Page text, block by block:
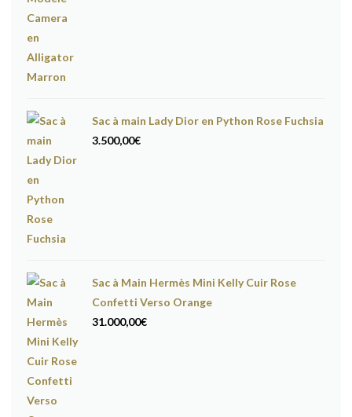
Sac à main Lady Dior en Python Rose Fuchsia
3.500,00€
Sac à Main Hermès Mini Kelly Cuir Rose
Confetti Verso Orange
31.000,00€